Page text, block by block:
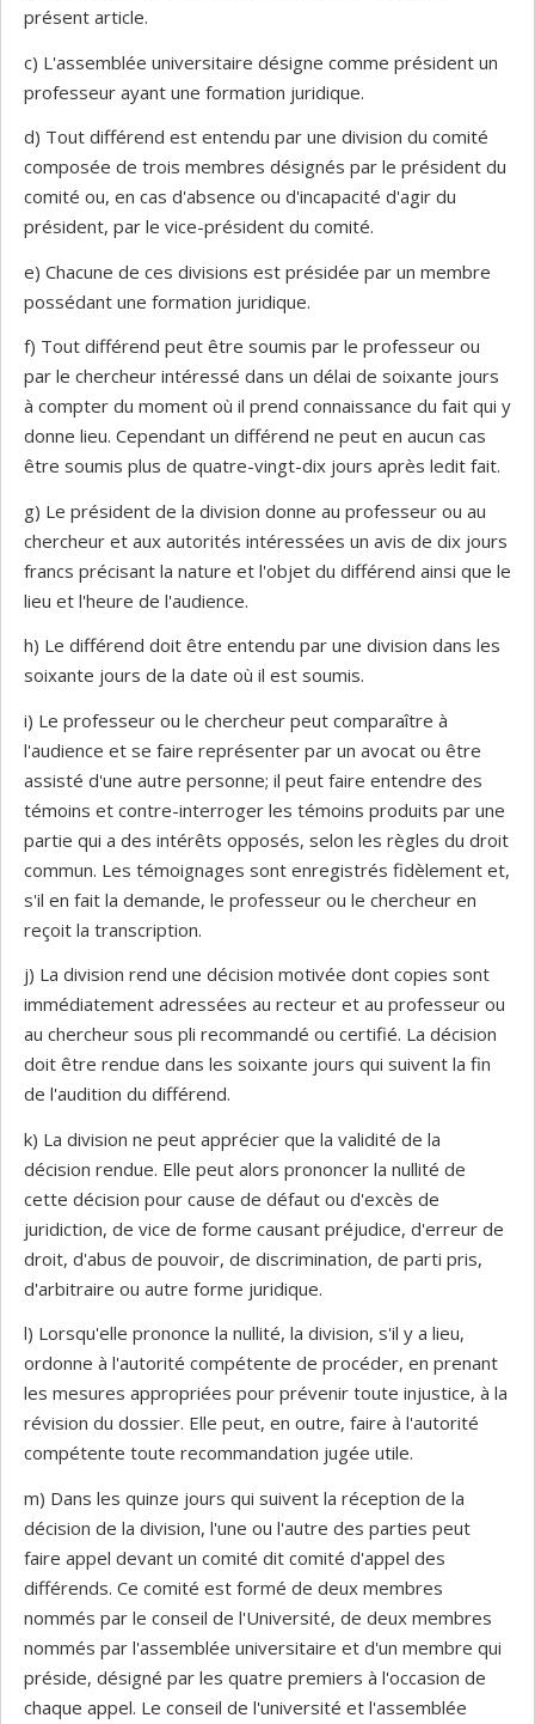
présent article.
c) L'assemblée universitaire désigne comme président un
professeur ayant une formation juridique.
d) Tout différend est entendu par une division du comité
composée de trois membres désignés par le président du
comité ou, en cas d'absence ou d'incapacité d'agir du
président, par le vice-président du comité.
e) Chacune de ces divisions est présidée par un membre
possédant une formation juridique.
f) Tout différend peut être soumis par le professeur ou
par le chercheur intéressé dans un délai de soixante jours
à compter du moment où il prend connaissance du fait qui y
donne lieu. Cependant un différend ne peut en aucun cas
être soumis plus de quatre-vingt-dix jours après ledit fait.
g) Le président de la division donne au professeur ou au
chercheur et aux autorités intéressées un avis de dix jours
francs précisant la nature et l'objet du différend ainsi que le
lieu et l'heure de l'audience.
h) Le différend doit être entendu par une division dans les
soixante jours de la date où il est soumis.
i) Le professeur ou le chercheur peut comparaître à
l'audience et se faire représenter par un avocat ou être
assisté d'une autre personne; il peut faire entendre des
témoins et contre-interroger les témoins produits par une
partie qui a des intérêts opposés, selon les règles du droit
commun. Les témoignages sont enregistrés fidèlement et,
s'il en fait la demande, le professeur ou le chercheur en
reçoit la transcription.
j) La division rend une décision motivée dont copies sont
immédiatement adressées au recteur et au professeur ou
au chercheur sous pli recommandé ou certifié. La décision
doit être rendue dans les soixante jours qui suivent la fin
de l'audition du différend.
k) La division ne peut apprécier que la validité de la
décision rendue. Elle peut alors prononcer la nullité de
cette décision pour cause de défaut ou d'excès de
juridiction, de vice de forme causant préjudice, d'erreur de
droit, d'abus de pouvoir, de discrimination, de parti pris,
d'arbitraire ou autre forme juridique.
l) Lorsqu'elle prononce la nullité, la division, s'il y a lieu,
ordonne à l'autorité compétente de procéder, en prenant
les mesures appropriées pour prévenir toute injustice, à la
révision du dossier. Elle peut, en outre, faire à l'autorité
compétente toute recommandation jugée utile.
m) Dans les quinze jours qui suivent la réception de la
décision de la division, l'une ou l'autre des parties peut
faire appel devant un comité dit comité d'appel des
différends. Ce comité est formé de deux membres
nommés par le conseil de l'Université, de deux membres
nommés par l'assemblée universitaire et d'un membre qui
préside, désigné par les quatre premiers à l'occasion de
chaque appel. Le conseil de l'université et l'assemblée